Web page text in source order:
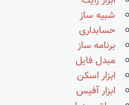
شبیه ساز
حسابداری
برنامه ساز
مبدل فایل
ابزار اسکن
ابزار آفیس